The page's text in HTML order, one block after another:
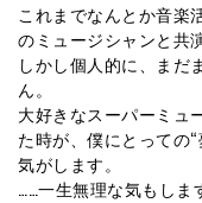
これまでなんとか音楽
のミュージシャンと共
しかし個人的に、まだ
ん。
大好きなスーパーミュ
た時が、僕にとっての
気がします。
……一生無理な気もしま